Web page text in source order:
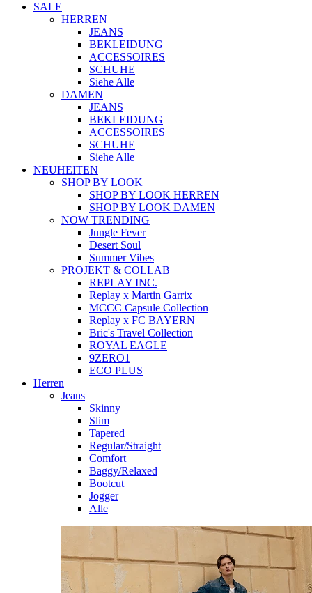
SALE
HERREN
JEANS
BEKLEIDUNG
ACCESSOIRES
SCHUHE
Siehe Alle
DAMEN
JEANS
BEKLEIDUNG
ACCESSOIRES
SCHUHE
Siehe Alle
NEUHEITEN
SHOP BY LOOK
SHOP BY LOOK HERREN
SHOP BY LOOK DAMEN
NOW TRENDING
Jungle Fever
Desert Soul
Summer Vibes
PROJEKT & COLLAB
REPLAY INC.
Replay x Martin Garrix
MCCC Capsule Collection
Replay x FC BAYERN
Bric's Travel Collection
ROYAL EAGLE
9ZERO1
ECO PLUS
Herren
Jeans
Skinny
Slim
Tapered
Regular/Straight
Comfort
Baggy/Relaxed
Bootcut
Jogger
Alle